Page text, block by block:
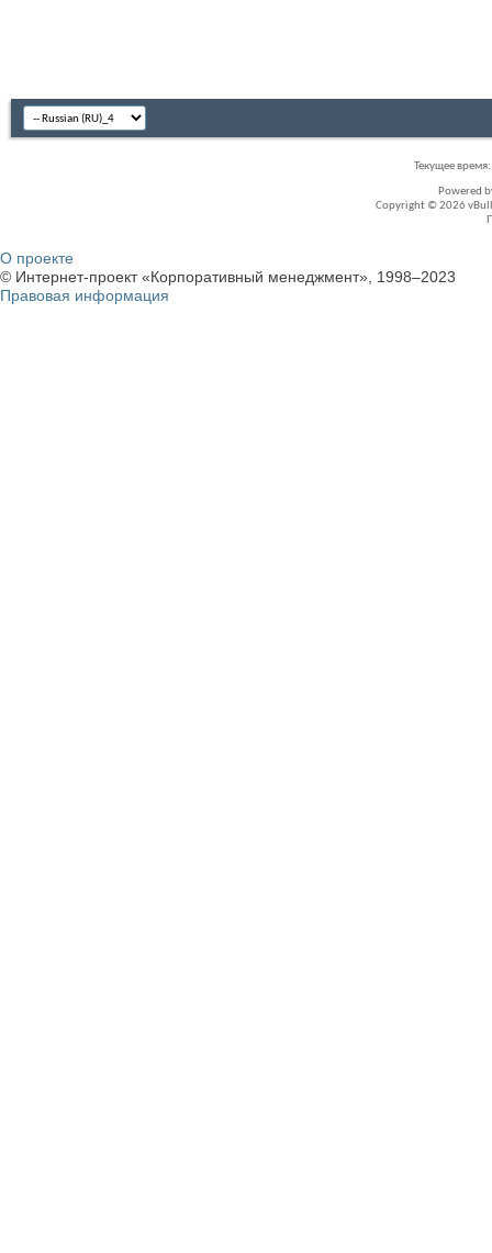
Текущее время:
Powered
Copyright © 2026
О проекте
© Интернет-проект «Корпоративный менеджмент», 1998–2023
Правовая информация